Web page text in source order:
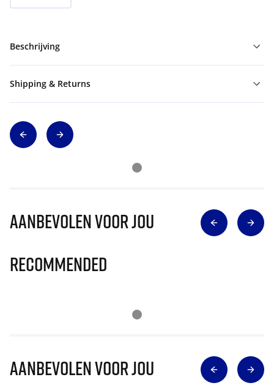
Beschrijving
Shipping & Returns
Aanbevolen voor jou
Recommended
Aanbevolen voor jou